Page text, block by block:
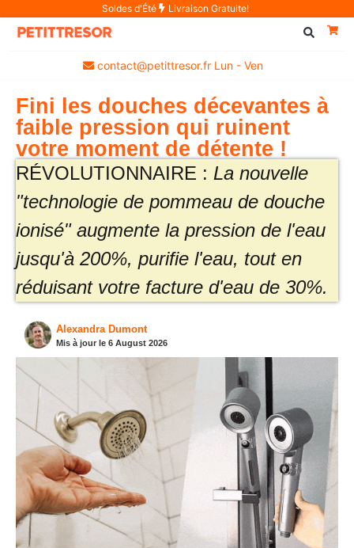
Soldes d'Été Livraison Gratuite!
contact@petittresor.fr Lun - Ven
Fini les douches décevantes à
faible pression qui ruinent
votre moment de détente !
RÉVOLUTIONNAIRE : La nouvelle
"technologie de pommeau de douche
ionisé" augmente la pression de l'eau
jusqu'à 200%, purifie l'eau, tout en
réduisant votre facture d'eau de 30%.
Alexandra Dumont
Mis à jour le 6 August 2026